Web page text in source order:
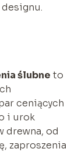
ślubne to
ceniących
i urok
drewna, od
zaproszenia